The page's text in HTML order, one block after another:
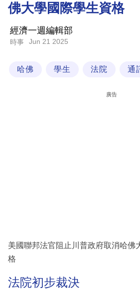
商
業
科
區
佛大學國際學生資格
經濟一週編輯部
時事 Jun 21 2025
哈佛 學生 法院 通
廣告
美國聯邦法官阻止川普政府取消哈佛
格
法院初步裁決